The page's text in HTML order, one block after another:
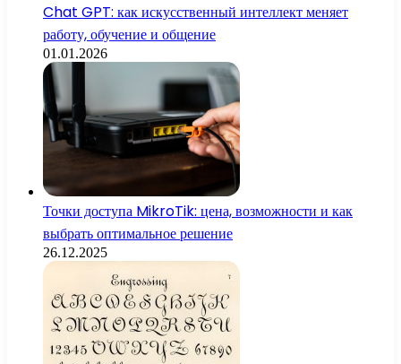
Chat GPT: как искусственный интеллект меняет
работу, обучение и общение
01.01.2026
Точки доступа MikroTik: цена, возможности и как
выбрать оптимальное решение
26.12.2025